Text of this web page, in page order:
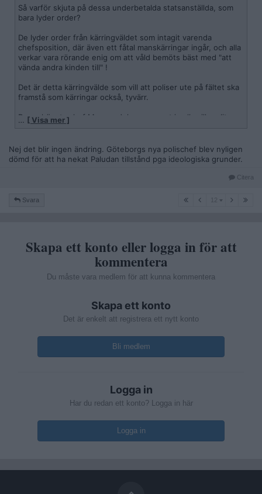
Så varför skjuta på dessa underbetalda statsanställda, som
bara lyder order?
De lyder order från kärringväldet som intagit varenda
chefsposition, där även ett fåtal manskärringar ingår, och alla
verkar vara rörande enig om att våld bemöts bäst med "att
vända andra kinden till" !
Det är detta kärringvälde som vill att poliser ute på fältet ska
framstå som kärringar också, tyvärr.
Deras högsta chef Morgan Johansson vet ju alla vilken liten
flicka han är, zero kompetens & manlighet.
Men det blir ändring på denna filosofin nu, med ny offensiv
regering.
… [ Visa mer ]
Nej det blir ingen ändring. Göteborgs nya polischef blev nyligen
dömd för att ha nekat Paludan tillstånd pga ideologiska grunder.
Citera
Svara
Skapa ett konto eller logga in för att
kommentera
Du måste vara medlem för att kunna kommentera
Skapa ett konto
Det är enkelt att registrera ett nytt konto
Bli medlem
Logga in
Har du redan ett konto? Logga in här
Logga in